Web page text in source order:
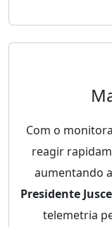
Com o
reagir
aumentando
Presidente
telemetria